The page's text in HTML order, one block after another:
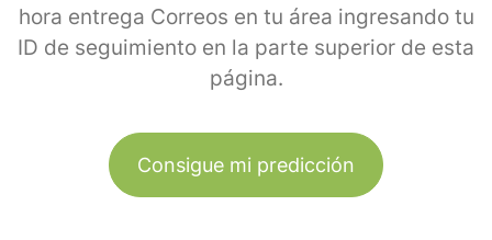
hora entrega Correos en tu área ingresando tu
ID de seguimiento en la parte superior de esta
página.
Consigue mi predicción